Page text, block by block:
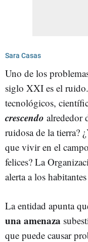
Sara Casas
Uno de los
siglo XXI es el
tecnológicos,
crescendo alrededor
ruidosa de la tierra?
que vivir en el
felices? La
alerta a los
La entidad apunta
una amenaza
que puede causar